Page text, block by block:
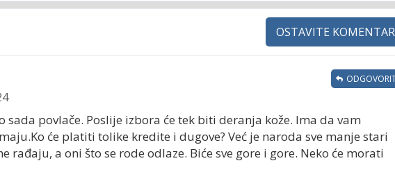
OSTAVITE KOMENTAR
sada povlače. Poslije izbora će tek biti deranja kože. Ima da vam
će platiti tolike kredite i dugove? Već je naroda sve manje stari
rađaju, a oni što se rode odlaze. Biće sve gore i gore. Neko će morati